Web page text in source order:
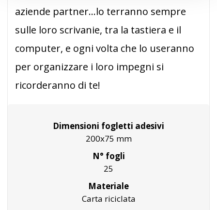
aziende partner...lo terranno sempre
sulle loro scrivanie, tra la tastiera e il
computer, e ogni volta che lo useranno
per organizzare i loro impegni si
ricorderanno di te!
Dimensioni fogletti adesivi
200x75 mm
N° fogli
25
Materiale
Carta riciclata